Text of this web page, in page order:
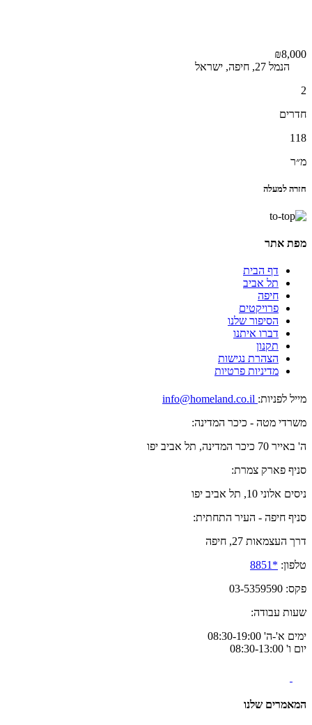
₪8,000
הנמל 27, חיפה, ישראל
2
חדרים
118
מ״ר
חזרה למעלה
מפת אתר
דף הבית
תל אביב
חיפה
פרויקטים
הסיפור שלנו
דברו איתנו
תקנון
הצהרת נגישות
מדיניות פרטיות
מייל לפניות:
משרדי מטה - כיכר המדינה:
ה' באייר 70 כיכר המדינה, תל אביב יפו
סניף פארק צמרת:
ניסים אלוני 10, תל אביב יפו
סניף חיפה - העיר התחתית:
דרך העצמאות 27, חיפה
טלפון: *8851
פקס: 03-5359590
שעות עבודה:
ימים א'-ה' 08:30-19:00
יום ו' 08:30-13:00
המאמרים שלנו